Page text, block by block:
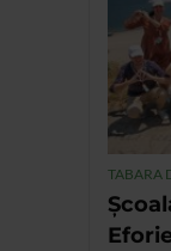
TABARA